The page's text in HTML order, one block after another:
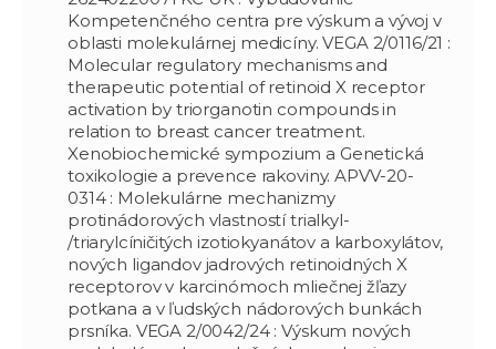
Kompetenčného centra pre výskum a vývoj v
oblasti molekulárnej medicíny. VEGA 2/0116/21 :
Molecular regulatory mechanisms and
therapeutic potential of retinoid X receptor
activation by triorganotin compounds in
relation to breast cancer treatment.
Xenobiochemické sympozium a Genetická
toxikologie a prevence rakoviny. APVV-20-
0314 : Molekulárne mechanizmy
protinádorových vlastností trialkyl-
/triarylcíničitých izotiokyanátov a karboxylátov,
nových ligandov jadrových retinoidných X
receptorov v karcinómoch mliečnej žľazy
potkana a v ľudských nádorových bunkách
prsníka. VEGA 2/0042/24 : Výskum nových